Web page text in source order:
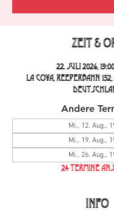
Zeit &
22. Juli 2026,
La Cova, Reeperbahn
Andere
Mi., 12. Aug.,
Mi., 19. Aug.,
Mi., 26. Aug.,
24 Termine
INFO